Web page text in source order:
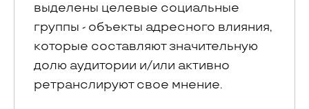
выделены целевые социальные
группы - объекты адресного влияния,
которые составляют значительную
долю аудитории и/или активно
ретранслируют свое мнение.